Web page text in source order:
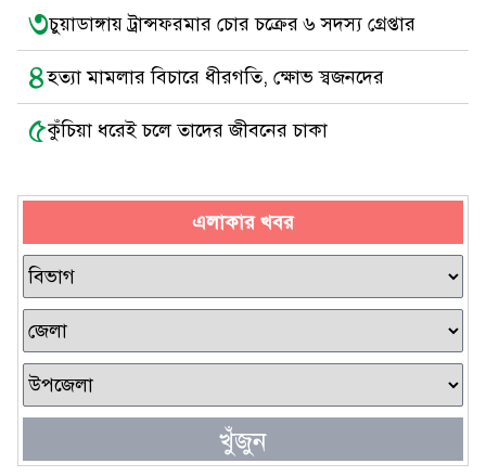
৩চুয়াডাঙ্গায় ট্রান্সফরমার চোর চক্রের ৬ সদস্য গ্রেপ্তার
৪হত্যা মামলার বিচারে ধীরগতি, ক্ষোভ স্বজনদের
৫কুঁচিয়া ধরেই চলে তাদের জীবনের চাকা
এলাকার খবর
খুঁজুন